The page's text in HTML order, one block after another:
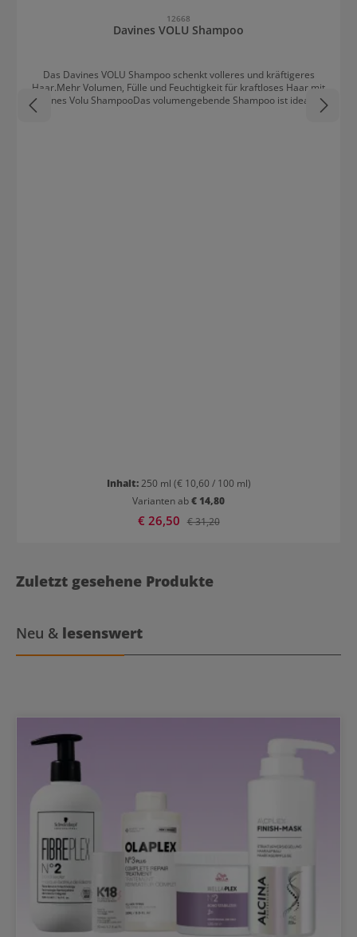
12668
Davines VOLU Shampoo
Das Davines VOLU Shampoo schenkt volleres und kräftigeres
Haar.Mehr Volumen, Fülle und Feuchtigkeit für kraftloses Haar mit
Davines Volu ShampooDas volumengebende Shampoo ist ideal für
feines und kraftloses Haar. Der fluffige Schaum polstert das Haar
Inhalt:250 ml (€ 10,60 / 100 ml)
Varianten ab€ 14,80
Verkaufspreis:
€ 26,50 Regulärer Preis:
€ 31,20
Zuletzt gesehene Produkte
Neu & lesenswert